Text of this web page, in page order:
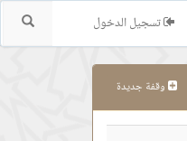
تسجيل الدخول
وقفة جديدة